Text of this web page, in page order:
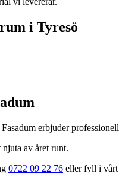
i Tyresö
Fasadum erbjuder professionell
av året runt.
0722 09 22 76 eller fyll i vårt